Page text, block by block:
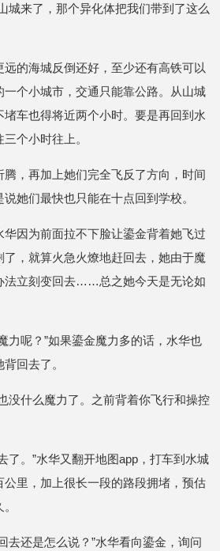
城来了，那个异化体把我们带到了这么
的海城反倒还好，至少还有高铁可以
个小城市，交通只能靠公路。从山城
车也得将近两个小时。要是再回到水
个小时往上。
，再加上她们完全飞反了方向，时间
她们最快也只能在十点回到学校。
因为前面拉不下脸让鎏金背着她飞过
，就算火急火燎地赶回去，她由于魔
法立刻变回去……总之她今天是无论如
力呢？”如果鎏金魔力多的话，水华也
回去了。
没什么魔力了。之前背着你飞行和操控
了。”水华又翻开地图app，打车到水城
里，加上很长一段的路段拥堵，预估
去还是怎么说？”水华看向鎏金，询问